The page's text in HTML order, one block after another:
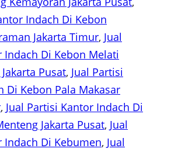
Indach Di Kebon
Jakarta Timur, Jual
Indach Di Kebon Melati
Pusat, Jual Partisi
Di Kebon Pala Makasar
, Jual Partisi Kantor Indach Di
Jakarta Pusat, Jual
Indach Di Kebumen, Jual